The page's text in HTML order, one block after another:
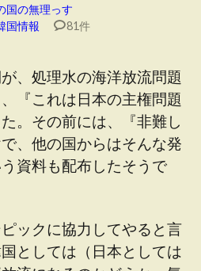
国の無理っす
国情報 81件
、処理水の海洋放流問題
『これは日本の主権問題
。その前には、『非難し
、他の国からはそんな発
資料も配布したそうで
ックに協力してやると言
としては（日本としては